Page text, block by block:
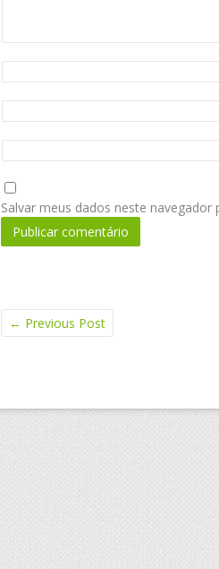
Salvar meus dados neste
← Previous Post